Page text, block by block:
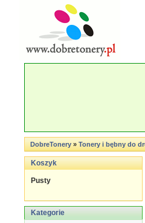
DobreTonery»Tonery i bębny do
Koszyk
Pusty
Kategorie